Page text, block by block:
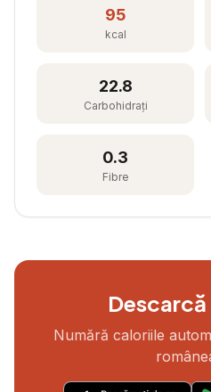
95
kcal
22.8
Carbohidrați
0.3
Fibre
Numără caloriile